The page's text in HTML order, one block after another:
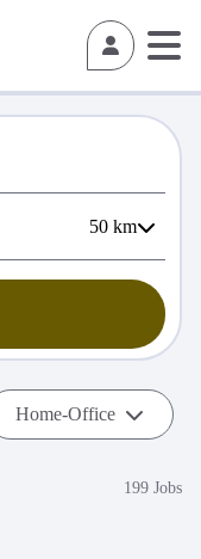
50 km
Home-Office
199 Jobs